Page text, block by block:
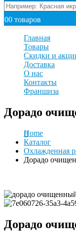
00 товаров
Главная
Товары
Скидки и
Доставка
О нас
Контакты
Франшиза
Дорадо
Home
Каталог
Охлажденная
Дорадо
Дорадо